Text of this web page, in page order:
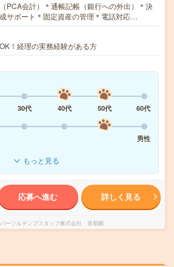
PCA会計）＊通帳記帳（銀行への外出）＊決
サポート＊固定資産の管理＊電話対応…
！経理の実務経験がある方
30代 40代 50代
60代
男性
もっと見る
応募へ進む 詳しく見る
パーソルテンプスタッフ株式会社 首都圏